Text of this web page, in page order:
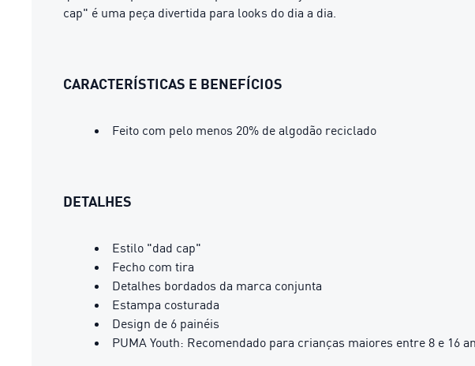
cap" é uma peça divertida para looks do dia a dia.
CARACTERÍSTICAS E BENEFÍCIOS
Feito com pelo menos 20% de algodão reciclado
DETALHES
Estilo "dad cap"
Fecho com tira
Detalhes bordados da marca conjunta
Estampa costurada
Design de 6 painéis
PUMA Youth: Recomendado para crianças maiores entre 8 e 16